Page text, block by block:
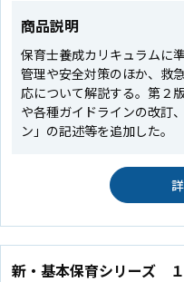
商品説明
保育士養成カリキュラムに
管理や安全対策のほか、救
応について解説する。第２
や各種ガイドラインの改訂
ン」の記述等を追加した。
新・基本保育シリーズ